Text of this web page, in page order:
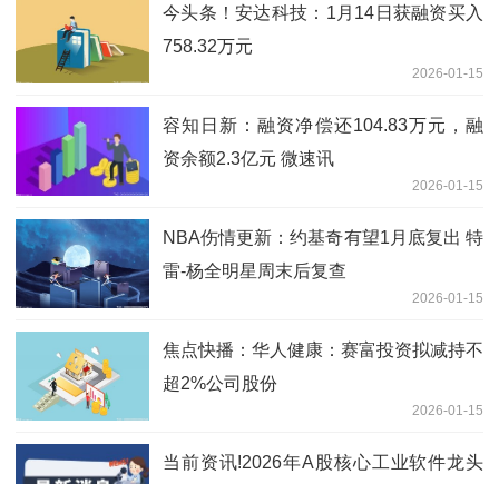
今头条！安达科技：1月14日获融资买入
758.32万元
2026-01-15
容知日新：融资净偿还104.83万元，融
资余额2.3亿元 微速讯
2026-01-15
NBA伤情更新：约基奇有望1月底复出 特
雷-杨全明星周末后复查
2026-01-15
焦点快播：华人健康：赛富投资拟减持不
超2%公司股份
2026-01-15
当前资讯!2026年A股核心工业软件龙头